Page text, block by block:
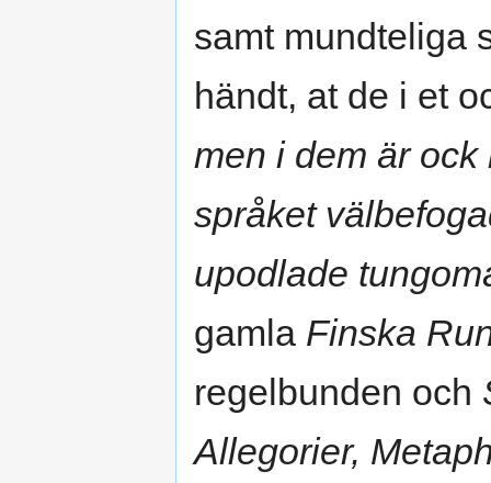
samt mundteliga
händt, at de i et
men i dem är
språket
upodlade
gamla Finska
regelbunden och
Allegorier,